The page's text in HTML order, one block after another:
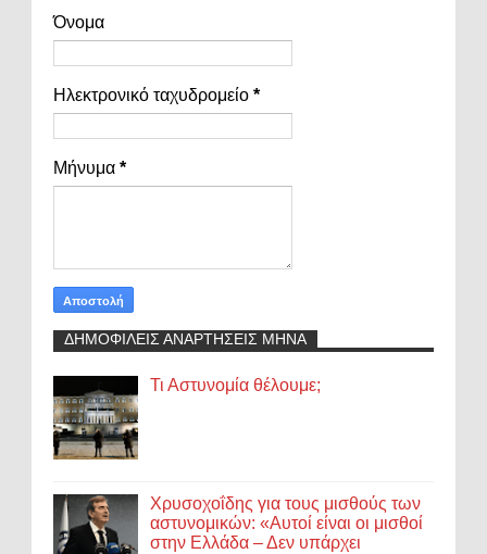
Όνομα
Ηλεκτρονικό ταχυδρομείο *
Μήνυμα *
ΔΗΜΟΦΙΛΕΙΣ ΑΝΑΡΤΗΣΕΙΣ ΜΗΝΑ
Τι Αστυνομία θέλουμε;
Χρυσοχοΐδης για τους μισθούς των
αστυνομικών: «Αυτοί είναι οι μισθοί
στην Ελλάδα – Δεν υπάρχει